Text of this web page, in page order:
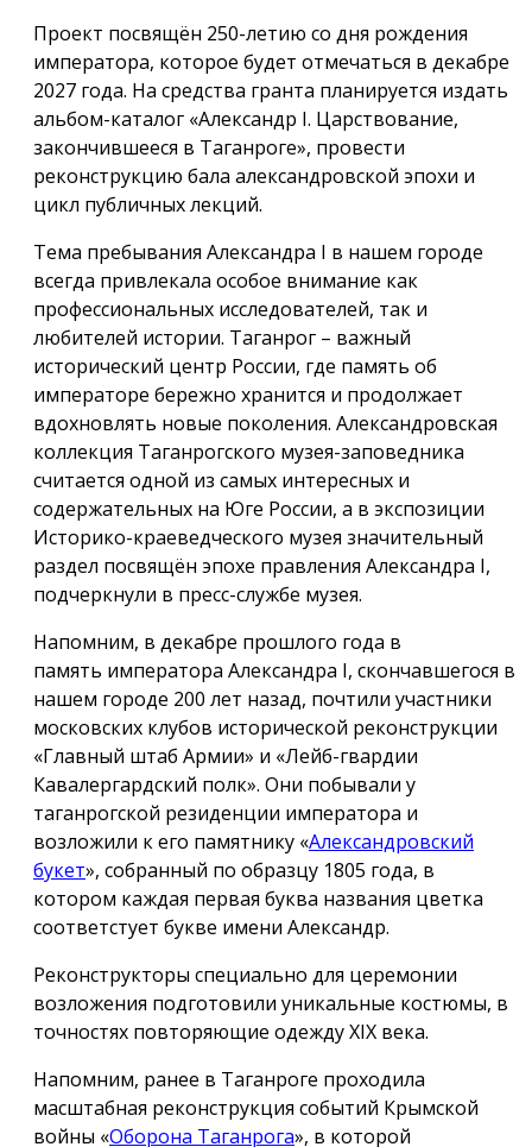
Проект посвящён 250-летию со дня рождения
императора, которое будет отмечаться в декабре
2027 года. На средства гранта планируется издать
альбом-каталог «Александр I. Царствование,
закончившееся в Таганроге», провести
реконструкцию бала александровской эпохи и
цикл публичных лекций.
Тема пребывания Александра I в нашем городе
всегда привлекала особое внимание как
профессиональных исследователей, так и
любителей истории. Таганрог – важный
исторический центр России, где память об
императоре бережно хранится и продолжает
вдохновлять новые поколения. Александровская
коллекция Таганрогского музея-заповедника
считается одной из самых интересных и
содержательных на Юге России, а в экспозиции
Историко-краеведческого музея значительный
раздел посвящён эпохе правления Александра I,
подчеркнули в пресс-службе музея.
Напомним, в декабре прошлого года в
память императора Александра I, скончавшегося в
нашем городе 200 лет назад, почтили участники
московских клубов исторической реконструкции
«Главный штаб Армии» и «Лейб-гвардии
Кавалергардский полк». Они побывали у
таганрогской резиденции императора и
возложили к его памятнику «Александровский
букет», собранный по образцу 1805 года, в
котором каждая первая буква названия цветка
соответстует букве имени Александр.
Реконструкторы специально для церемонии
возложения подготовили уникальные костюмы, в
точностях повторяющие одежду ХIX века.
Напомним, ранее в Таганроге проходила
масштабная реконструкция событий Крымской
войны «Оборона Таганрога», в которой